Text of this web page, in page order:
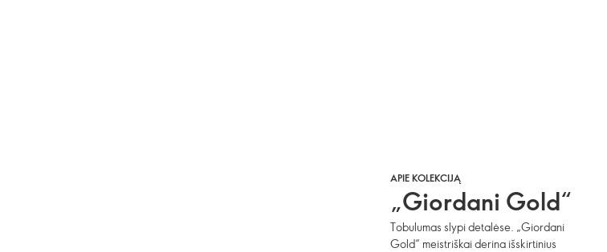
APIE KOLEKCIJĄ
„Giordani Gold“
Tobulumas slypi detalėse. „Giordani
Gold“ meistriškai derina išskirtinius